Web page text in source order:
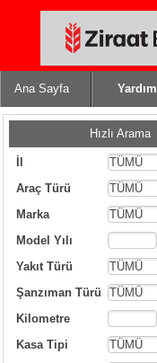
Ana Sayfa Yardım
Hızlı Arama
TÜMÜ
Araç Türü
TÜMÜ
Marka
TÜMÜ
Model Yılı
Yakıt Türü
TÜMÜ
Şanzıman Türü
TÜMÜ
Kilometre
Kasa Tipi
TÜMÜ